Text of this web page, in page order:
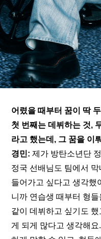
어렸을 때부터 꿈이 딱
첫 번째는 데뷔하는 것,
라고 했는데, 그 꿈을 이
경민: 제가 방탄소년단
정국 선배님도 팀에서
들어가고 싶다고 생각했
니까 연습생 때부터 형
같이 데뷔하고 싶기도
게 되게 많다고 생각해